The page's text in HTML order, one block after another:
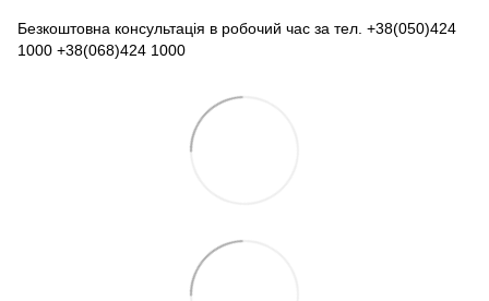
Безкоштовна консультація в робочий час за тел. +38(050)424
1000 +38(068)424 1000